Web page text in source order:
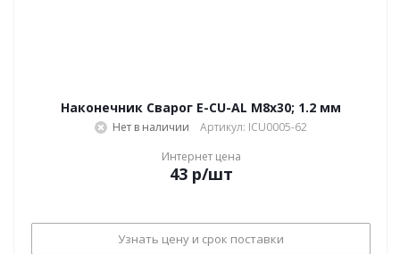
Наконечник Сварог E-CU-AL M8х30; 1.2 мм
Нет в наличии
Артикул: ICU0005-62
Интернет цена
43р/шт
Узнать цену и срок поставки